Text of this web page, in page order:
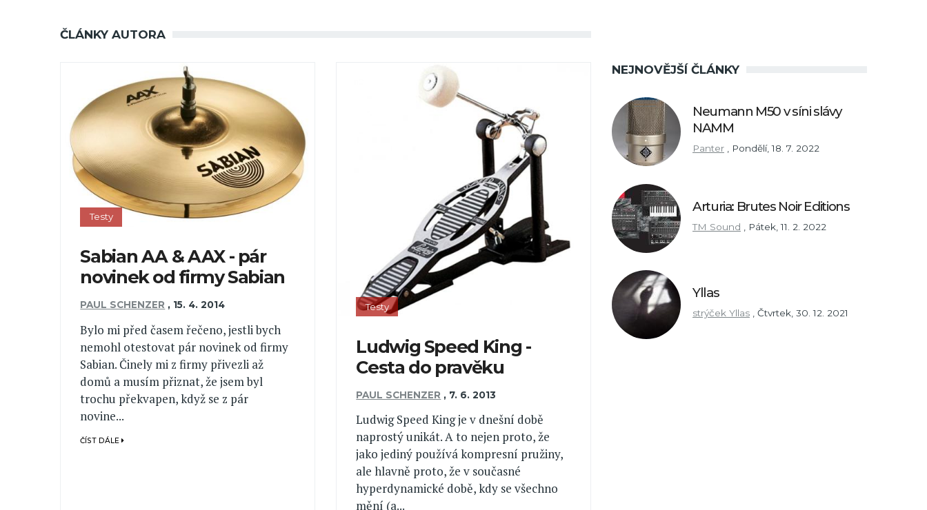
ČLÁNKY AUTORA
Testy
Sabian AA & AAX - pár
novinek od firmy Sabian
PAUL SCHENZER , 15. 4. 2014
Bylo mi před časem řečeno, jestli bych
nemohl otestovat pár novinek od firmy
Sabian. Činely mi z firmy přivezli až
domů a musím přiznat, že jsem byl
trochu překvapen, když se z pár
novine...
ČÍST DÁLE
Testy
Ludwig Speed King -
Cesta do pravěku
PAUL SCHENZER , 7. 6. 2013
Ludwig Speed King je v dnešní době
naprostý unikát. A to nejen proto, že
jako jediný používá kompresní pružiny,
ale hlavně proto, že v současné
hyperdynamické době, kdy se všechno
mění (a...
NEJNOVĚJŠÍ ČLÁNKY
Neumann M50 v síni slávy
NAMM
Panter , Pondělí, 18. 7. 2022
Arturia: Brutes Noir Editions
TM Sound Pátek, 11. 2. 2022
Yllas
strýček Yllas , Čtvrtek, 30. 12. 2021